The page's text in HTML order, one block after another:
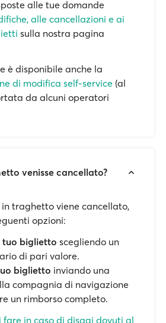
alle tue domande
alle cancellazioni e ai
sulla nostra pagina
è disponibile anche la
di modifica self-service (al
da alcuni operatori
venisse cancellato?
traghetto viene cancellato,
opzioni:
tuo biglietto scegliendo un
di pari valore.
biglietto inviando una
compagnia di navigazione
un rimborso completo.
fare in caso di disagi dovuti al